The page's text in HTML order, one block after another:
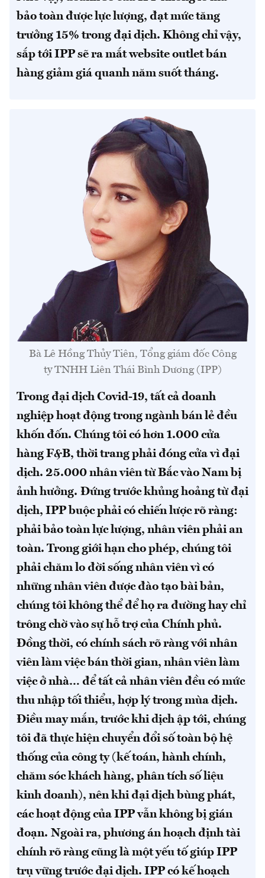
bảo toàn được lực lượng, đạt mức tăng
trưởng 15% trong đại dịch. Không chỉ vậy,
sắp tới IPP sẽ ra mắt website outlet bán
hàng giảm giá quanh năm suốt tháng.
Bà Lê Hồng Thủy Tiên, Tổng giám đốc Công
ty TNHH Liên Thái Bình Dương (IPP)
Trong đại dịch Covid-19, tất cả doanh
nghiệp hoạt động trong ngành bán lẻ đều
khốn đốn. Chúng tôi có hơn 1.000 cửa
hàng F&B, thời trang phải đóng cửa vì đại
dịch. 25.000 nhân viên từ Bắc vào Nam bị
ảnh hưởng. Đứng trước khủng hoảng từ đại
dịch, IPP buộc phải có chiến lược rõ ràng:
phải bảo toàn lực lượng, nhân viên phải an
toàn. Trong giới hạn cho phép, chúng tôi
phải chăm lo đời sống nhân viên vì có
những nhân viên được đào tạo bài bản,
chúng tôi không thể để họ ra đường hay chỉ
trông chờ vào sự hỗ trợ của Chính phủ.
Đồng thời, có chính sách rõ ràng với nhân
viên làm việc bán thời gian, nhân viên làm
việc ở nhà… để tất cả nhân viên đều có mức
thu nhập tối thiểu, hợp lý trong mùa dịch.
Điều may mắn, trước khi dịch ập tới, chúng
tôi đã thực hiện chuyển đổi số toàn bộ hệ
thống của công ty (kế toán, hành chính,
chăm sóc khách hàng, phân tích số liệu
kinh doanh), nên khi đại dịch bùng phát,
các hoạt động của IPP vẫn không bị gián
đoạn. Ngoài ra, phương án hoạch định tài
chính rõ ràng cũng là một yếu tố giúp IPP
trụ vững trước đại dịch. IPP có kế hoạch